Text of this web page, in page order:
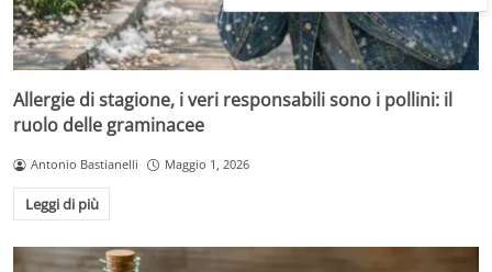
Allergie di stagione, i veri responsabili sono i pollini: il
ruolo delle graminacee
Antonio Bastianelli Maggio 1, 2026
Leggi di più